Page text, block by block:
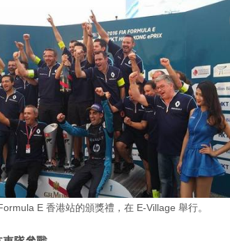
E 香港站的頒獎禮，在 E-Village 舉行。